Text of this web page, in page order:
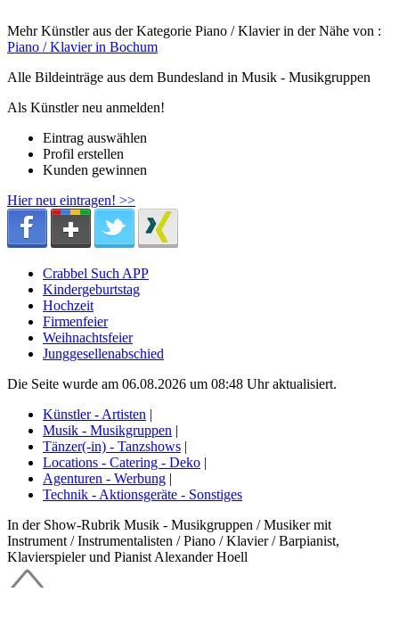
Mehr Künstler aus der Kategorie Piano / Klavier in der Nähe von :
Piano / Klavier in Bochum
Alle Bildeinträge aus dem Bundesland in Musik - Musikgruppen
Als Künstler neu anmelden!
Eintrag auswählen
Profil erstellen
Kunden gewinnen
Hier neu eintragen! >>
Crabbel Such APP
Kindergeburtstag
Hochzeit
Firmenfeier
Weihnachtsfeier
Junggesellenabschied
Die Seite wurde am 06.08.2026 um 08:48 Uhr aktualisiert.
Künstler - Artisten |
Musik - Musikgruppen |
Tänzer(-in) - Tanzshows |
Locations - Catering - Deko |
Agenturen - Werbung |
Technik - Aktionsgeräte - Sonstiges
In der Show-Rubrik Musik - Musikgruppen / Musiker mit
Instrument / Instrumentalisten / Piano / Klavier / Barpianist,
Klavierspieler und Pianist Alexander Hoell